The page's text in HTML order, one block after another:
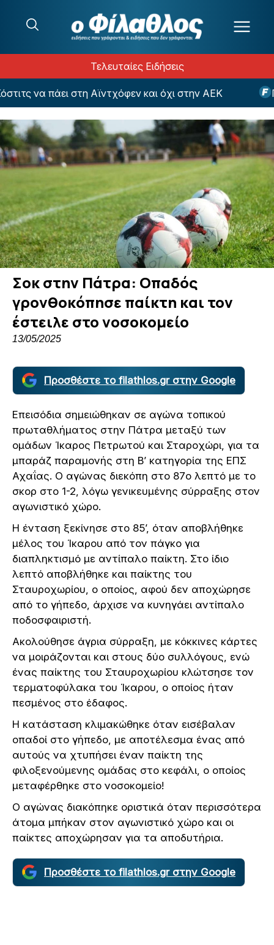
Τελευταίες Ειδήσεις
να πάει στη Αϊντχόφεν και όχι στην ΑΕΚ
Σοκ στην Πάτρα: Οπαδός
γρονθοκόπησε παίκτη και τον
έστειλε στο νοσοκομείο
13/05/2025
Προσθέστε το filathlos.gr στην Google
Επεισόδια σημειώθηκαν σε αγώνα τοπικού
πρωταθλήματος στην Πάτρα μεταξύ των
ομάδων Ίκαρος Πετρωτού και Σταροχώρι, για τα
μπαράζ παραμονής στη Β’ κατηγορία της ΕΠΣ
Αχαΐας. Ο αγώνας διεκόπη στο 87ο λεπτό με το
σκορ στο 1-2, λόγω γενικευμένης σύρραξης στον
αγωνιστικό χώρο.
Η ένταση ξεκίνησε στο 85’, όταν αποβλήθηκε
μέλος του Ίκαρου από τον πάγκο για
διαπληκτισμό με αντίπαλο παίκτη. Στο ίδιο
λεπτό αποβλήθηκε και παίκτης του
Σταυροχωρίου, ο οποίος, αφού δεν αποχώρησε
από το γήπεδο, άρχισε να κυνηγάει αντίπαλο
ποδοσφαιριστή.
Ακολούθησε άγρια σύρραξη, με κόκκινες κάρτες
να μοιράζονται και στους δύο συλλόγους, ενώ
ένας παίκτης του Σταυροχωρίου κλώτσησε τον
τερματοφύλακα του Ίκαρου, ο οποίος ήταν
πεσμένος στο έδαφος.
Η κατάσταση κλιμακώθηκε όταν εισέβαλαν
οπαδοί στο γήπεδο, με αποτέλεσμα ένας από
αυτούς να χτυπήσει έναν παίκτη της
φιλοξενούμενης ομάδας στο κεφάλι, ο οποίος
μεταφέρθηκε στο νοσοκομείο!
Ο αγώνας διακόπηκε οριστικά όταν περισσότερα
άτομα μπήκαν στον αγωνιστικό χώρο και οι
παίκτες αποχώρησαν για τα αποδυτήρια.
Προσθέστε το filathlos.gr στην Google